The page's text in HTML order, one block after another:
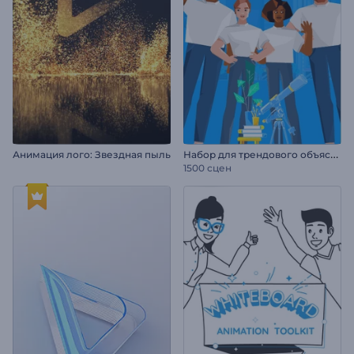
Анимация лого: Звездная пыль Н
абор для трендового объясняющего ролика
1500 сцен